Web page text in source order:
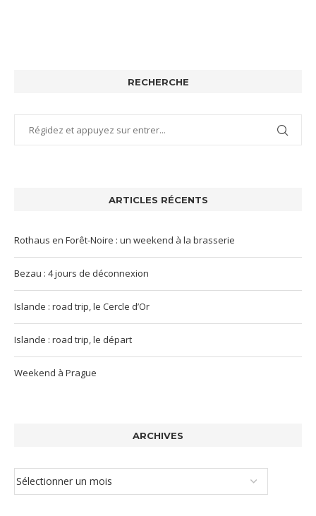
RECHERCHE
ARTICLES RÉCENTS
Rothaus en Forêt-Noire : un weekend à la brasserie
Bezau : 4 jours de déconnexion
Islande : road trip, le Cercle d’Or
Islande : road trip, le départ
Weekend à Prague
ARCHIVES